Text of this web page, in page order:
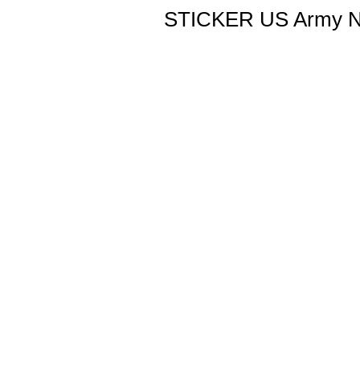
STICKER US Army